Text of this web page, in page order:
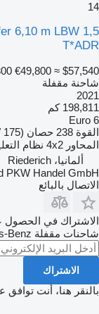
14
6,10 m LBW 1,5
T*ADR
€49,800 ≈ $57,540
شاحنة مقفلة
2021
198,811 كم
Euro 6
القوة 238 حصان (175 kW)
المحاور 4x2 نظام
ألمانيا، Riederich
PKW Handel GmbH
الاتصال بالبائع
الاشتراك في الحصول
شاحنات مقفلة Benz
الاشتراك
بالنقر هنا، أنت توافق